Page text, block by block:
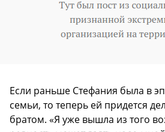
Если раньше Стефания была в
семьи, то теперь ей придется
братом. «Я уже вышла из того